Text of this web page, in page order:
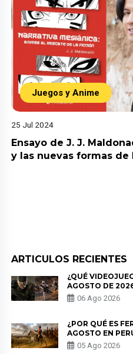
Juegos y Anime
25 Jul 2024
Ensayo de J. J.
y las nuevas formas de
ARTICULOS RECIENTES
¿QUÉ
AGOSTO DE
LOS ESTRENOS
06 Ago 2026
¿POR QUÉ ES
AGOSTO EN
HISTORIA
05 Ago 2026